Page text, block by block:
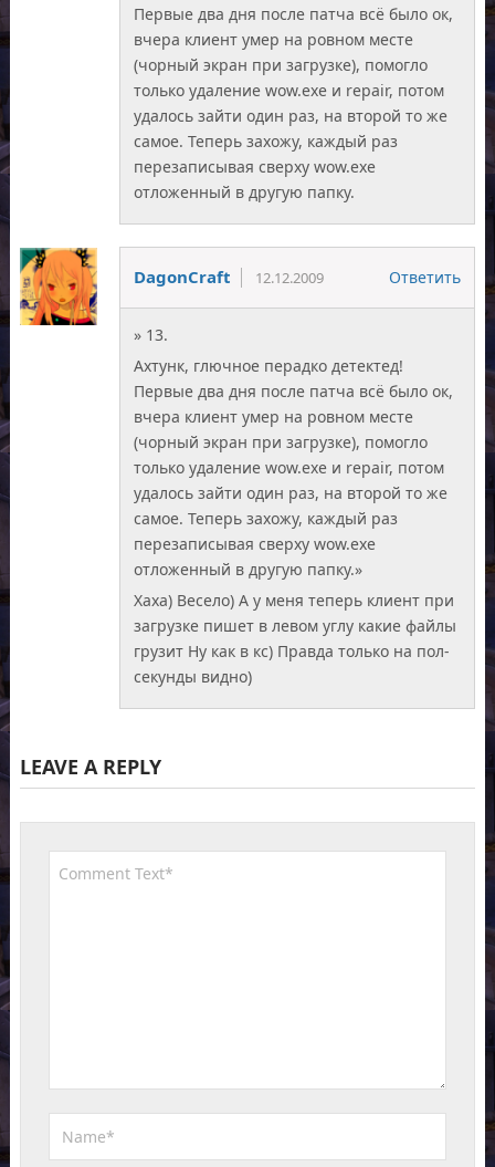
Первые два дня после патча всё было ок,
вчера клиент умер на ровном месте
(чорный экран при загрузке), помогло
только удаление wow.exe и repair, потом
удалось зайти один раз, на второй то же
самое. Теперь захожу, каждый раз
перезаписывая сверху wow.exe
отложенный в другую папку.
DagonCraft 12.12.2009 Ответить
» 13.
Ахтунк, глючное перадко детектед!
Первые два дня после патча всё было ок,
вчера клиент умер на ровном месте
(чорный экран при загрузке), помогло
только удаление wow.exe и repair, потом
удалось зайти один раз, на второй то же
самое. Теперь захожу, каждый раз
перезаписывая сверху wow.exe
отложенный в другую папку.»
Хаха) Весело) А у меня теперь клиент при
загрузке пишет в левом углу какие файлы
грузит Ну как в кс) Правда только на пол-
секунды видно)
LEAVE A REPLY